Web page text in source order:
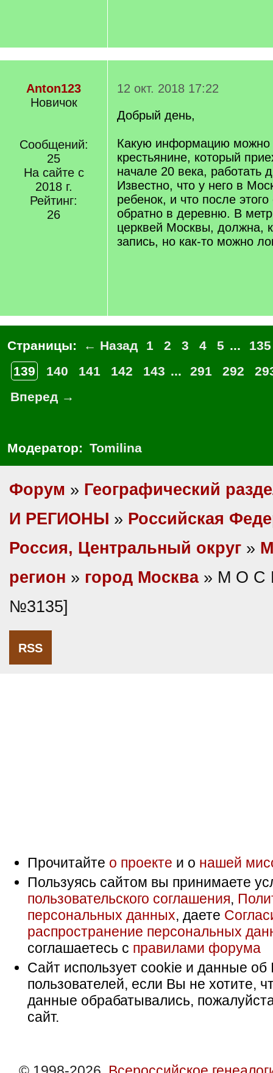
Anton123
Новичок
Сообщений:
25
На сайте с
2018 г.
Рейтинг:
26
12 окт. 2018 17:22
Добрый день,
Какую информацию можно
крестьянине, который
начале 20 века, работать
Известно, что у него в
ребенок, и что после
обратно в деревню. В
церквей Москвы, должна,
запись, но как-то можно
Страницы: ← Назад 1 2 3 4 5 ...
135
139
140 141 142 143 ... 291 292
Вперед →
Модератор: Tomilina
Форум » Географический
И РЕГИОНЫ » Российская
Россия, Центральный округ »
регион » город Москва» М О С
№3135]
RSS
Прочитайте о проекте и о нашей
Пользуясь сайтом вы принимаете
пользовательского соглашения,
персональных данных, даете
распространение персональных
соглашаетесь с правилами форума
Сайт использует cookie и данные об
пользователей, если Вы не хотите,
данные обрабатывались,
сайт.